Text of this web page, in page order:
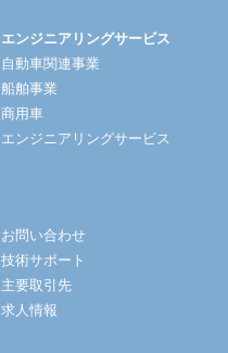
エンジニアリングサービス
自動車関連事業
船舶事業
商用車
エンジニアリングサービス
お問い合わせ
技術サポート
主要取引先
求人情報